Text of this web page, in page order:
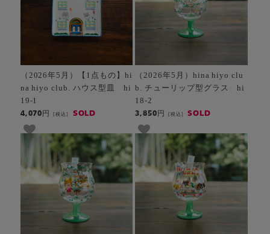
（2026年5月）【1点もの】hi
na hiyo club. ハウス型皿 hi
19-1
4,070円[税込] SOLD
（2026年5月）hina hiyo clu
b. チューリップ型グラス hi
18-2
3,850円 [税込] SOLD